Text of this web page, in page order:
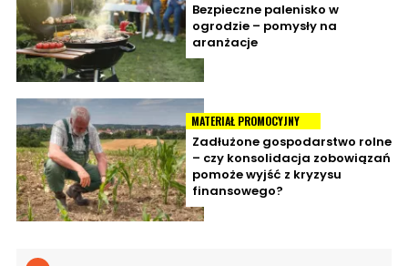
Bezpieczne palenisko w
ogrodzie – pomysły na
aranżacje
MATERIAŁ PROMOCYJNY
Zadłużone gospodarstwo rolne
– czy konsolidacja zobowiązań
pomoże wyjść z kryzysu
finansowego?